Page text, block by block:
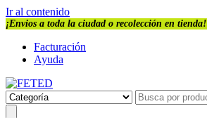
Ir al contenido
¡Envios a toda la ciudad o recolección en tienda!
Facturación
Ayuda